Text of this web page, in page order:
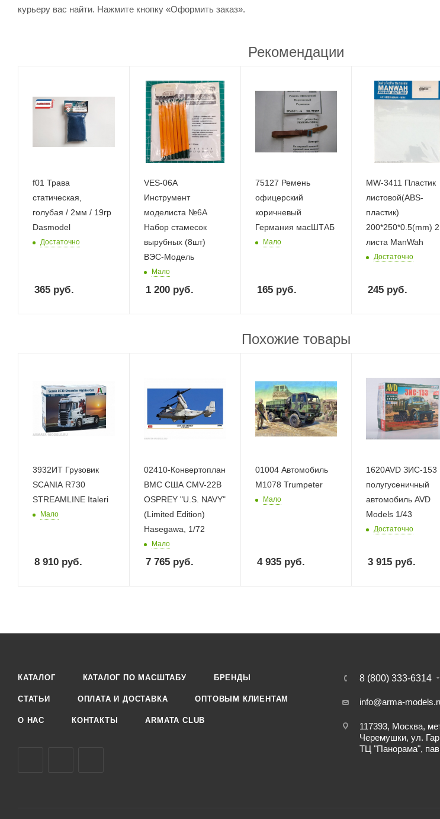
курьеру вас найти. Нажмите кнопку «Оформить заказ».
Рекомендации
f01 Трава
статическая,
голубая / 2мм / 19гр
Dasmodel
Достаточно
365 руб.
VES-06A
Инструмент
моделиста №6A
Набор стамесок
вырубных (8шт)
ВЭС-Модель
Мало
1 200руб.
75127 Ремень
офицерский
коричневый
Германия масШТАБ
Мало
165руб.
MW-3411 Пластик
листовой(ABS-
пластик)
200*250*0.5(mm) 2
листа ManWah
Достаточно
245 руб.
Похожие товары
3932ИТ Грузовик
SCANIA R730
STREAMLINE Italeri
Мало
8 910 руб.
02410-Конвертоплан
ВМС США CMV-22B
OSPREY "U.S. NAVY"
(Limited Edition)
Hasegawa, 1/72
Мало
7 765руб.
01004 Автомобиль
М1078 Trumpeter
Мало
4 935руб.
1620AVD ЗИС-153
полугусеничный
автомобиль AVD
Models 1/43
Достаточно
3 915 руб.
КАТАЛОГ КАТАЛОГ ПО МАСШТАБУ БРЕНДЫ
СТАТЬИ ОПЛАТА И ДОСТАВКА ОПТОВЫМ КЛИЕНТАМ
О НАС КОНТАКТЫ ARMATA CLUB
8 (800) 333-6314
info@arma-
117393, Москва,
Черемушки, ул.
ТЦ "Панорама",